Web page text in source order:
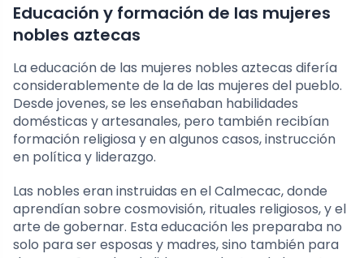
Educación y formación de las mujeres
nobles aztecas
La educación de las mujeres nobles aztecas difería
considerablemente de la de las mujeres del pueblo.
Desde jovenes, se les enseñaban habilidades
domésticas y artesanales, pero también recibían
formación religiosa y en algunos casos, instrucción
en política y liderazgo.
Las nobles eran instruidas en el Calmecac, donde
aprendían sobre cosmovisión, rituales religiosos, y el
arte de gobernar. Esta educación les preparaba no
solo para ser esposas y madres, sino también para